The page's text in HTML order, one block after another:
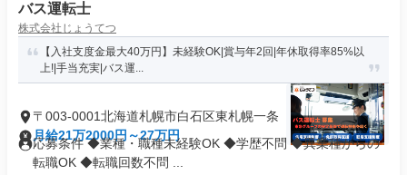
バス運転士
株式会社じょうてつ
【入社支度金最大40万円】未経験OK|賞与年2回|年休取得率85%以
上!|手当充実|バス運...
〒003-0001北海道札幌市白石区東札幌一条
月給21万2000円～27万円
応募条件 ◆業種・職種未経験OK ◆学歴不問 ◆異業種からの
転職OK ◆転職回数不問 ...